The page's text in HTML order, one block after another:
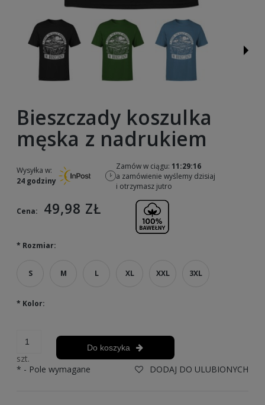
Bieszczady koszulka
męska z nadrukiem
Wysyłka w:
24 godziny
Zamów w ciągu: 11:29:16
a zamówienie wyślemy dzisiaj
i otrzymasz jutro
Cena: 49,98 ZŁ
* Rozmiar:
S M L XL XXL 3XL
* Kolor:
szt.
Do koszyka
DODAJ DO ULUBIONYCH
* - Pole wymagane